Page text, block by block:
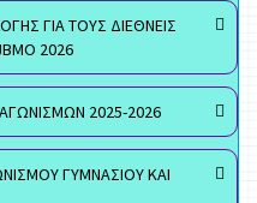
ΓΙΑ ΤΟΥΣ ΔΙΕΘΝΕΙΣ
2026
2025-2026
ΓΥΜΝΑΣΙΟΥ ΚΑΙ